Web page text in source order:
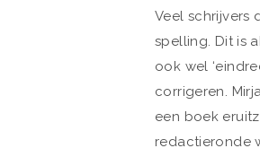
Veel schrijvers
spelling. Dit is
ook wel
corrigeren.
een boek
redactieronde